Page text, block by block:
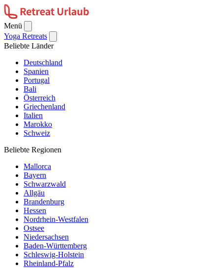
Menü
Yoga Retreats
Beliebte Länder
Deutschland
Spanien
Portugal
Bali
Österreich
Griechenland
Italien
Marokko
Schweiz
Beliebte Regionen
Mallorca
Bayern
Schwarzwald
Allgäu
Brandenburg
Hessen
Nordrhein-Westfalen
Ostsee
Niedersachsen
Baden-Württemberg
Schleswig-Holstein
Rheinland-Pfalz